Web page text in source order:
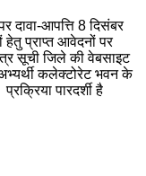
दावा-आपत्ति 8 दिसंबर
हेतु प्राप्त आवेदनों पर
सूची जिले की वेबसाइट
कलेक्टोरेट भवन के
पारदर्शी है